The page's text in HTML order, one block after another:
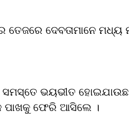
ଦେବତାମାନେ ମଧ୍ୟ
ଭୟଭୀତ
ପାଖକୁ ଫେରି ଆସିଲେ ।